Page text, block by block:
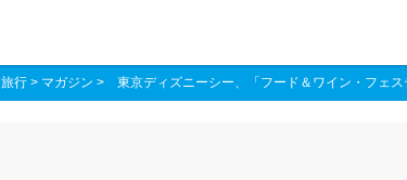
旅行 > マガジン > 東京ディズニーシー、「フード＆ワイン・フェス